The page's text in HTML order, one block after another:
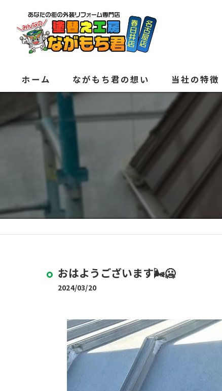
ホーム ながもち君の想い 当社の特徴
外壁塗装
内装
水回り
おはようございます🌬️🥶
2024/03/20